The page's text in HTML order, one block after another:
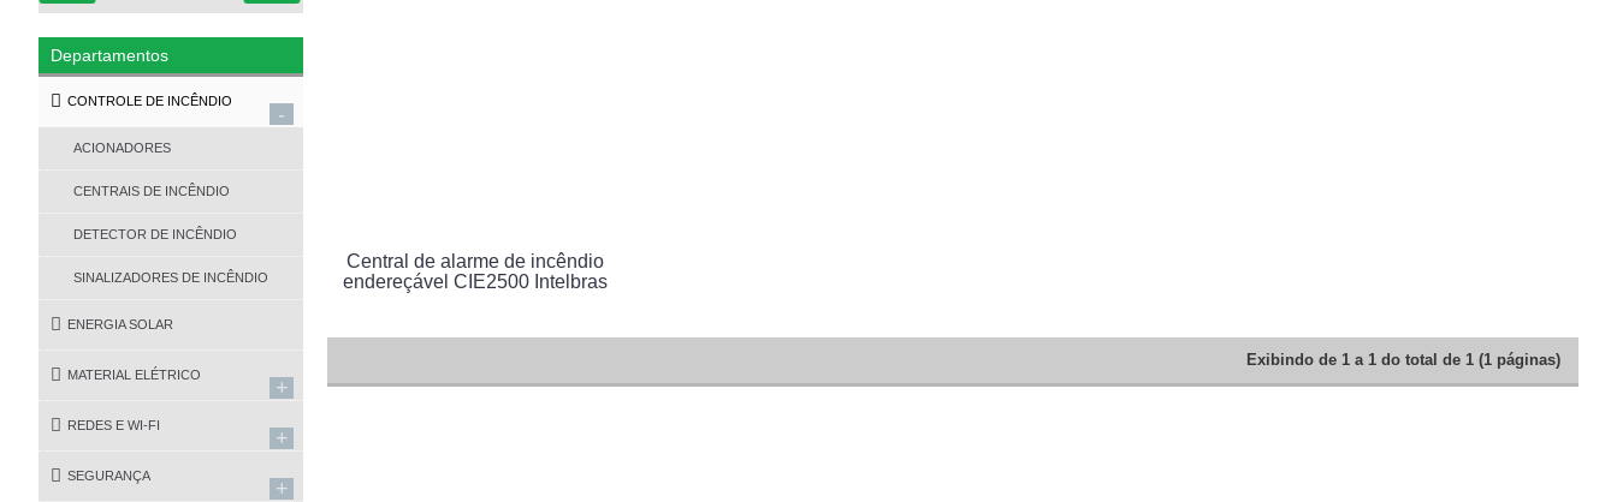
Departamentos
CONTROLE DE INCÊNDIO
-
ACIONADORES
CENTRAIS DE INCÊNDIO
DETECTOR DE INCÊNDIO
SINALIZADORES DE INCÊNDIO
ENERGIA SOLAR
MATERIAL ELÉTRICO
+
REDES E WI-FI
+
SEGURANÇA
+
Central de alarme de incêndio
endereçável CIE2500 Intelbras
Exibindo de 1 a 1 do total de 1 (1 páginas)